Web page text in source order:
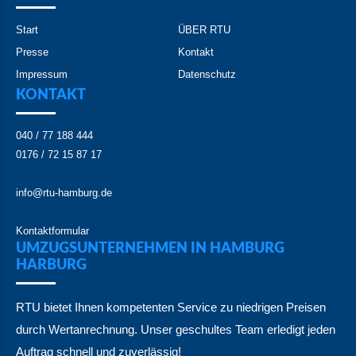
Start
ÜBER RTU
Presse
Kontakt
Impressum
Datenschutz
KONTAKT
040 / 77 188 444
0176 / 72 15 87 17
info@rtu-hamburg.de
Kontaktformular
UMZUGSUNTERNEHMEN IN HAMBURG
HARBURG
RTU bietet Ihnen kompetenten Service zu niedrigen Preisen
durch Wertanrechnung. Unser geschultes Team erledigt jeden
Auftrag schnell und zuverlässig!